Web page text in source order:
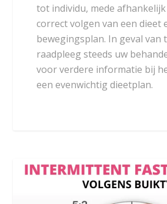
tot individu, mede
correct volgen van een dieet
bewegingsplan. In geval van
raadpleeg steeds uw
voor verdere informatie bij
een evenwichtig dieetplan.